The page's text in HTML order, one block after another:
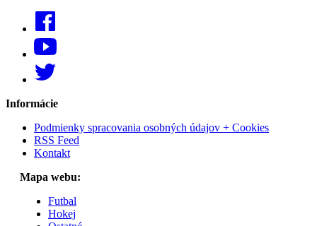
Informácie
Podmienky spracovania osobných údajov + Cookies
RSS Feed
Kontakt
Mapa webu:
Futbal
Hokej